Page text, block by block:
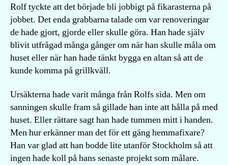
Rolf tyckte att det började bli jobbigt på fikarasterna på
jobbet. Det enda grabbarna talade om var renoveringar
de hade gjort, gjorde eller skulle göra. Han hade själv
blivit utfrågad många gånger om när han skulle måla om
huset eller när han hade tänkt bygga en altan så att de
kunde komma på grillkväll.
Ursäkterna hade varit många från Rolfs sida. Men om
sanningen skulle fram så gillade han inte att hålla på med
huset. Eller rättare sagt han hade tummen mitt i handen.
Men hur erkänner man det för ett gäng hemmafixare?
Han var glad att han bodde lite utanför Stockholm så att
ingen hade koll på hans senaste projekt som målare.